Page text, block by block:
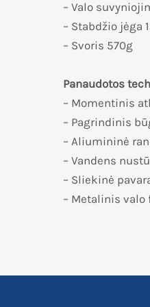
– Valo
– Stabdžio jėga
– Svoris 570g
Panaudotos
– Momentinis
– Pagrindinis
– Aliumininė
– Vandens
– Sliekinė
– Metalinis